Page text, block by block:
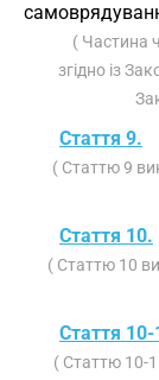
( Частина
згідно із
Стаття 9.
( Статтю 9
Стаття 10.
( Статтю 10
Стаття 10-
( Статтю 10-